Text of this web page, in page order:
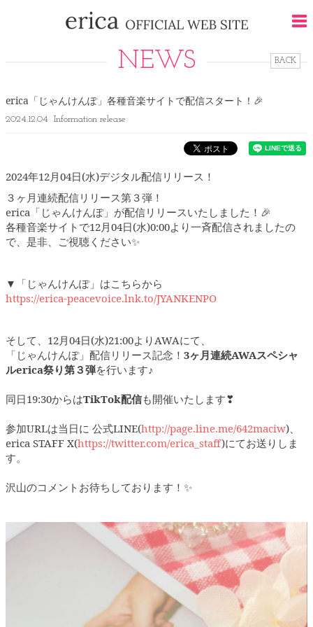
NEWS BACK
erica「じゃんけんぽ」各種音楽サイトで配信スタート！🎉
2024.12.04 Information release
2024年12月04日(水)デジタル配信リリース！
３ヶ月連続配信リリース第３弾！
erica「じゃんけんぽ」が配信リリースいたしました！🎉
各種音楽サイトで12月04日(水)0:00より一斉配信されましたの
で、是非、ご視聴ください✨
▼「じゃんけんぽ」はこちらから
https://erica-peacevoice.lnk.to/JYANKENPO
そして、12月04日(水)21:00よりAWAにて、
「じゃんけんぽ」配信リリース記念！ 3ヶ月連続AWAスペシャ
ルerica祭り第３弾を行います♪
同日19:30からはTikTok配信も開催いたします❣
参加URLは当日に 公式LINE(http://page.line.me/642maciw)、
erica STAFF X(https://twitter.com/erica_staff)にてお送りしま
す。
沢山のコメントお待ちしております！✨